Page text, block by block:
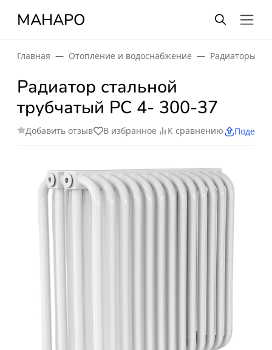
МАНАРО
Главная Отопление и водоснабжение Радиаторы
Радиатор стальной
трубчатый РС 4- 300-37
Добавить отзыв В избранное К сравнению